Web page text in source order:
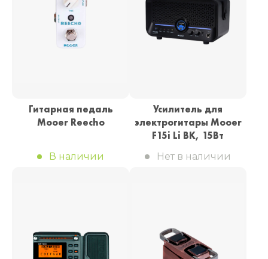
Гитарная педаль
Mooer Reecho
В наличии
Усилитель для
электрогитары Mooer
F15i Li BK, 15Вт
Нет в наличии